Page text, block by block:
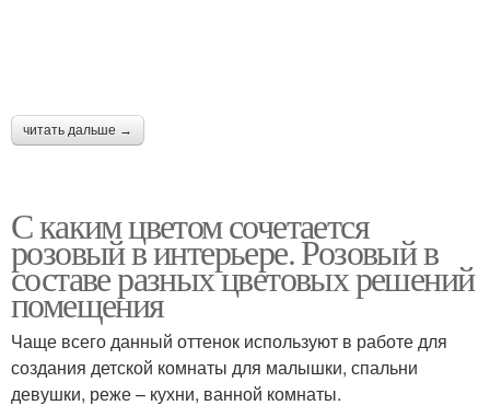
читать дальше →
С каким цветом сочетается
розовый в интерьере. Розовый в
составе разных цветовых решений
помещения
Чаще всего данный оттенок используют в работе для
создания детской комнаты для малышки, спальни
девушки, реже – кухни, ванной комнаты.